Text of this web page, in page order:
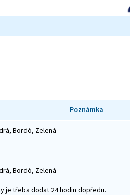
Poznámka
Bordó, Zelená
Bordó, Zelená
je třeba dodat 24 hodin dopředu.